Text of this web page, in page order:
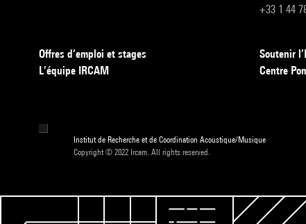
+33 1 44
Offres d’emploi et stages
L’équipe IRCAM
Soutenir
Centre
Institut de Recherche et de Coordination Acoustique/Musique
Copyright © 2022 Ircam. All rights reserved.